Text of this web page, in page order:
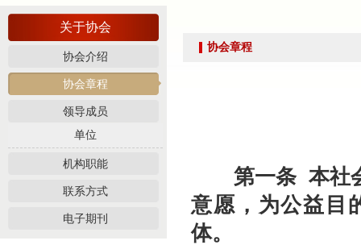
强本领守底线 促行业提质效——协会张颖秘书长参训 助力拍卖交易高质量发展
党建引领促交流 产教融合共发展——联合党委委员、第六联合支部书记姚光锋参加
共建活动
行业转型 服务为本——中益五福拍卖到访北拍协
关于开展2026年“诚信兴商”倡议企业征集活动的通知
党建引领聚合力 调研赋能促提升——北拍协党支部参加第一联合党委赴京客隆专题
发挥党建引领作用 聚合跨行业发展资源——北京市商业服务业行业协会第一联合党
际经贸标准化促进会
深化数智交流 共促产教融合——姚光锋会长参加北工商商学院与中国国新举办的数
川流京华 共槌共赢——川京拍卖业务交流座谈会在成都召开
关于协会
协会介绍
协会章程
领导成员
单位
机构职能
联系方式
电子期刊
协会章程
第一条 本社
意愿，为公益目
体。